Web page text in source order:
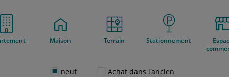
Maison Terrain Stationnement
neuf Achat dans l'ancien